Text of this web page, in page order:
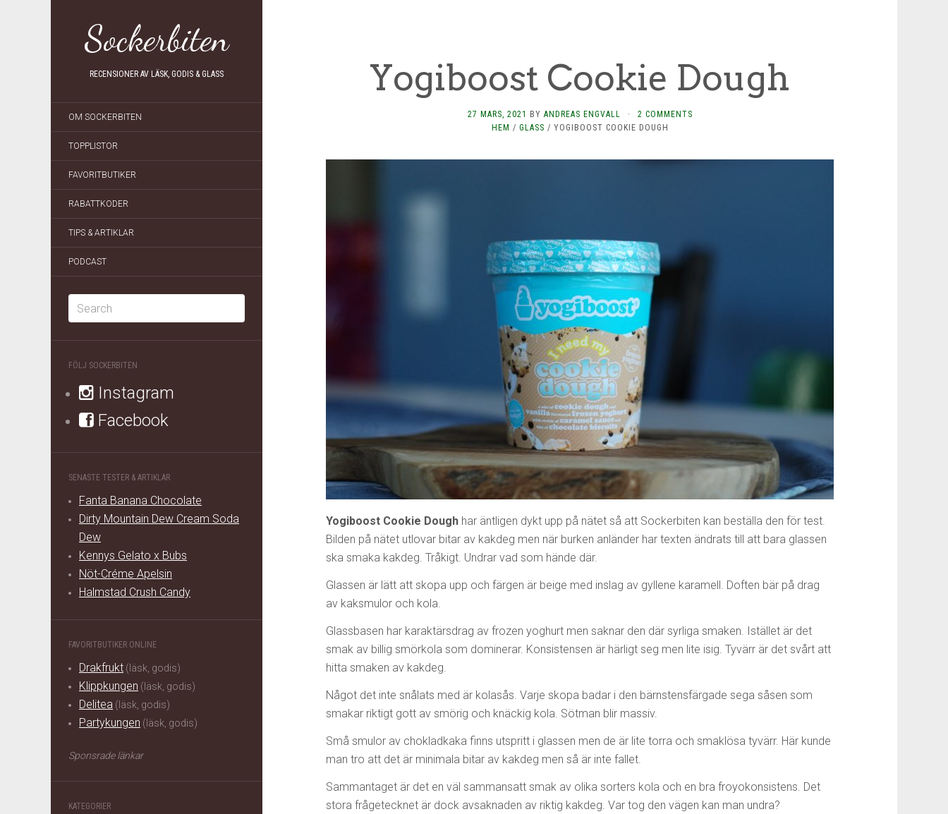
Sockerbiten
RECENSIONER AV LÄSK, GODIS & GLASS
OM SOCKERBITEN
TOPPLISTOR
FAVORITBUTIKER
RABATTKODER
TIPS & ARTIKLAR
PODCAST
FÖLJ SOCKERBITEN
Instagram
Facebook
SENASTE TESTER & ARTIKLAR
Fanta Banana Chocolate
Dirty Mountain Dew Cream Soda
Dew
Kennys Gelato x Bubs
Nöt-Créme Apelsin
Halmstad Crush Candy
FAVORITBUTIKER ONLINE
Drakfrukt (läsk, godis)
Klippkungen (läsk, godis)
Delitea (läsk, godis)
Partykungen (läsk, godis)
Sponsrade länkar
KATEGORIER
Yogiboost Cookie Dough
27 MARS, 2021 BY ANDREAS ENGVALL ·
2 COMMENTS
HEM / GLASS / YOGIBOOST COOKIE DOUGH
Yogiboost Cookie Dough har äntligen dykt upp på nätet så att Sockerbiten kan beställa den för test.
Bilden på nätet utlovar bitar av kakdeg men när burken anländer har texten ändrats till att bara glassen
ska smaka kakdeg. Tråkigt. Undrar vad som hände där.
Glassen är lätt att skopa upp och färgen är beige med inslag av gyllene karamell. Doften bär på drag
av kaksmulor och kola.
Glassbasen har karaktärsdrag av frozen yoghurt men saknar den där syrliga smaken. Istället är det
smak av billig smörkola som dominerar. Konsistensen är härligt seg men lite isig. Tyvärr är det svårt att
hitta smaken av kakdeg.
Något det inte snålats med är kolasås. Varje skopa badar i den bärnstensfärgade sega såsen som
smakar riktigt gott av smörig och knäckig kola. Sötman blir massiv.
Små smulor av chokladkaka finns utspritt i glassen men de är lite torra och smaklösa tyvärr. Här kunde
man tro att det är minimala bitar av kakdeg men så är inte fallet.
Sammantaget är det en väl sammansatt smak av olika sorters kola och en bra froyokonsistens. Det
stora frågetecknet är dock avsaknaden av riktig kakdeg. Var tog den vägen kan man undra?